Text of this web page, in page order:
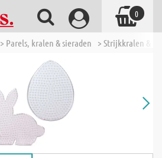
> Parels, kralen & sieraden > Strijkkralen &
0